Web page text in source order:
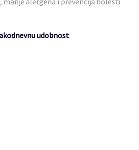
udobnost: